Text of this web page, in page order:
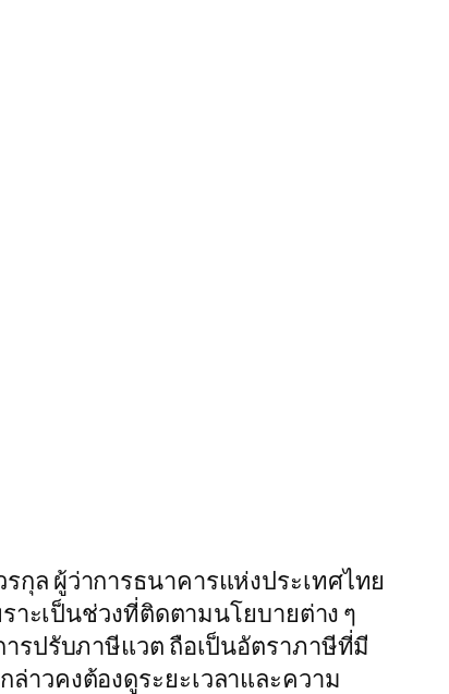
กุล ผู้ว่าการธนาคารแห่งประเทศไทย
าะเป็นช่วงที่ติดตามนโยบายต่าง ๆ
รปรับภาษีแวต ถือเป็นอัตราภาษีที่มี
าวคงต้องดูระยะเวลาและความ